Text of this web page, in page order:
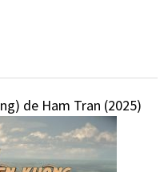
de Ham Tran (2025)